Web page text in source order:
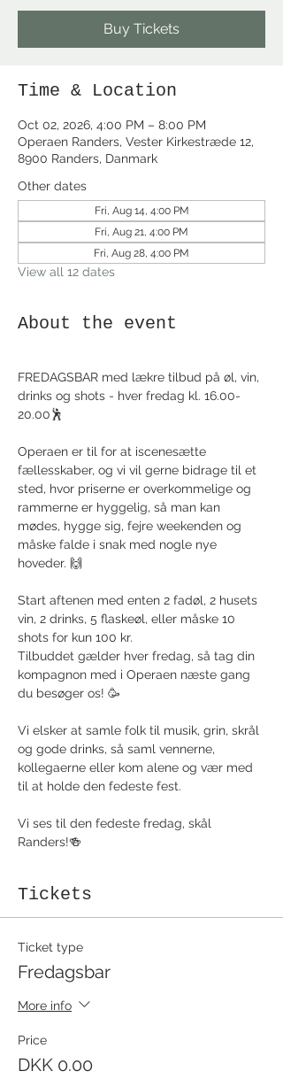
Buy Tickets
Time & Location
Oct 02, 2026, 4:00 PM – 8:00 PM
Operaen Randers, Vester Kirkestræde 12,
8900 Randers, Danmark
Other dates
Fri, Aug 14, 4:00 PM
Fri, Aug 21, 4:00 PM
Fri, Aug 28, 4:00 PM
View all 12 dates
About the event
FREDAGSBAR med lækre tilbud på øl, vin,
drinks og shots - hver fredag kl. 16.00-
20.00🕺
Operaen er til for at iscenesætte
fællesskaber, og vi vil gerne bidrage til et
sted, hvor priserne er overkommelige og
rammerne er hyggelig, så man kan
mødes, hygge sig, fejre weekenden og
måske falde i snak med nogle nye
hoveder. 🙌
Start aftenen med enten 2 fadøl, 2 husets
vin, 2 drinks, 5 flaskeøl, eller måske 10
shots for kun 100 kr.
Tilbuddet gælder hver fredag, så tag din
kompagnon med i Operaen næste gang
du besøger os! 🥳
Vi elsker at samle folk til musik, grin, skrål
og gode drinks, så saml vennerne,
kollegaerne eller kom alene og vær med
til at holde den fedeste fest.
Vi ses til den fedeste fredag, skål
Randers!🍻
Tickets
Ticket type
Fredagsbar
More info
Price
DKK 0.00